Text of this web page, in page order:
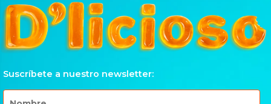
Suscríbete a nuestro newsletter: